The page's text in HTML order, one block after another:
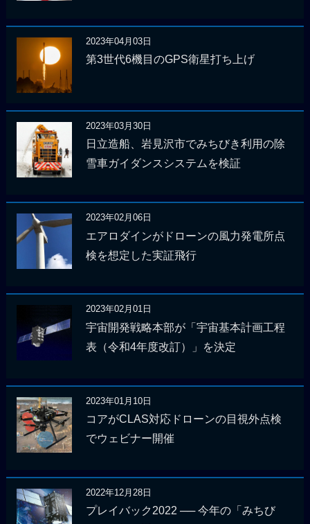
2023年04月03日
第3世代6機目のGPS衛星打ち上げ
2023年03月30日
日立造船、岩見沢市でみちびき利用の除
雪車ガイダンスシステムを検証
2023年02月06日
エアロダインがドローンの風力発電所点
検を想定した実証飛行
2023年02月01日
宇宙開発戦略本部が「宇宙基本計画工程
表（令和4年度改訂）」を決定
2023年01月10日
コアがCLAS対応ドローンの目視外点検
でウェビナー開催
2022年12月28日
プレイバック2022 ── 今年の「みちび